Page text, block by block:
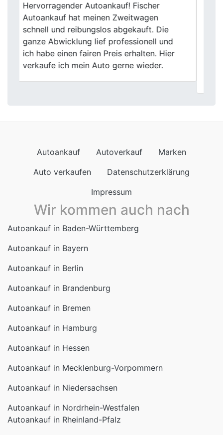
Danke, Fischer! Der Verkauf meines
Gebrauchtwagens hätte nicht einfacher
sein können. Das Team war
zuvorkommend und die Abwicklung
problemlos. Ich bin mit dem Ergebnis mehr
als zufrieden und kann Fischer Autoankauf
Previous
Autoankauf Autoverkauf
Marken
Auto verkaufen
Datenschutzerklärung
Impressum
Wir kommen auch nach
Autoankauf in Baden-Württemberg
Autoankauf in Bayern
Autoankauf in Berlin
Autoankauf in Brandenburg
Autoankauf in Bremen
Autoankauf in Hamburg
Autoankauf in Hessen
Autoankauf in Mecklenburg-Vorpommern
Autoankauf in Niedersachsen
Autoankauf in Nordrhein-Westfalen
Autoankauf in Rheinland-Pfalz